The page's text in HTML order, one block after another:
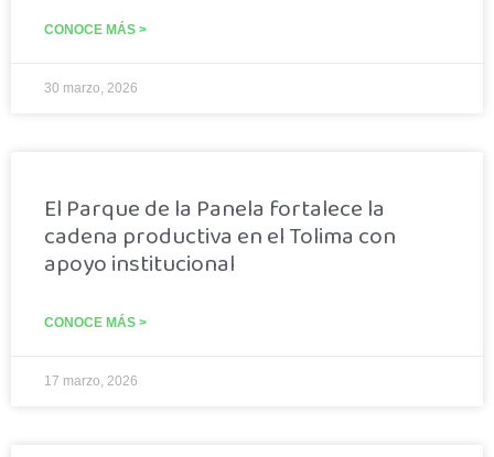
CONOCE MÁS >
30 marzo, 2026
El Parque de la Panela fortalece la
cadena productiva en el Tolima con
apoyo institucional
CONOCE MÁS >
17 marzo, 2026